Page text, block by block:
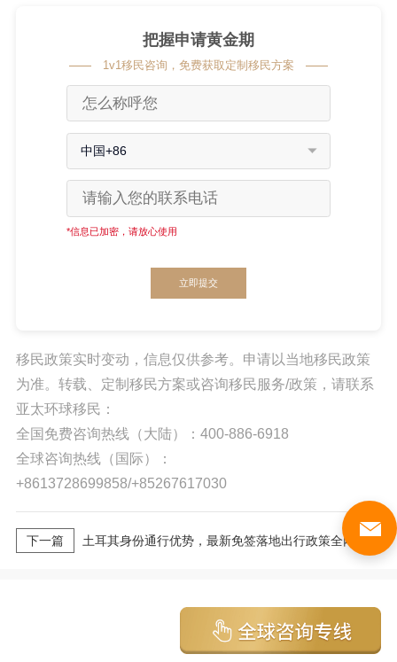
把握申请黄金期
1v1移民咨询，免费获取定制移民方案
中国+86
*信息已加密，请放心使用
立即提交
移民政策实时变动，信息仅供参考。申请以当地移民政策
为准。转载、定制移民方案或咨询移民服务/政策，请联系
亚太环球移民：
全国免费咨询热线（大陆）：400-886-6918
全球咨询热线（国际）：
+8613728699858/+85267617030
下一篇 土耳其身份通行优势，最新免签落地出行政策全网汇总
马云还是不是中国人？有没有加入日本国籍？他用了哪些身份畅行世界？